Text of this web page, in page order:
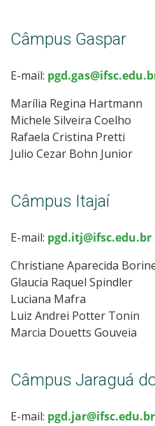
Câmpus Gaspar
E-mail:
Marília Regina Hartmann
Michele Silveira Coelho
Rafaela Cristina Pretti
Julio Cezar Bohn Junior
Câmpus Itajaí
E-mail: pgd.itj@ifsc.edu.br
Christiane Aparecida
Glaucia Raquel Spindler
Luciana Mafra
Luiz Andrei Potter Tonin
Marcia Douetts Gouveia
Câmpus Jaraguá
E-mail: pgd.jar@ifsc.edu.br